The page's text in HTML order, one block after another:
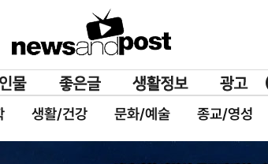
생활/건강 문화/예술 종교/영성